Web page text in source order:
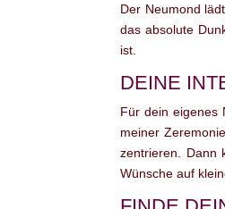
Der Neumond
das absolute
ist.
DEINE
Für dein eigenes
meiner
zentrieren. Dann
Wünsche auf